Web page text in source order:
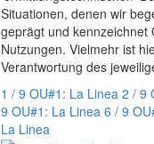
Situationen, denen wir
geprägt und kennzeichnet
Nutzungen. Vielmehr ist
Verantwortung des
1 / 9 OU#1: La Linea 2 / 9
9 OU#1: La Linea 6 / 9
La Linea